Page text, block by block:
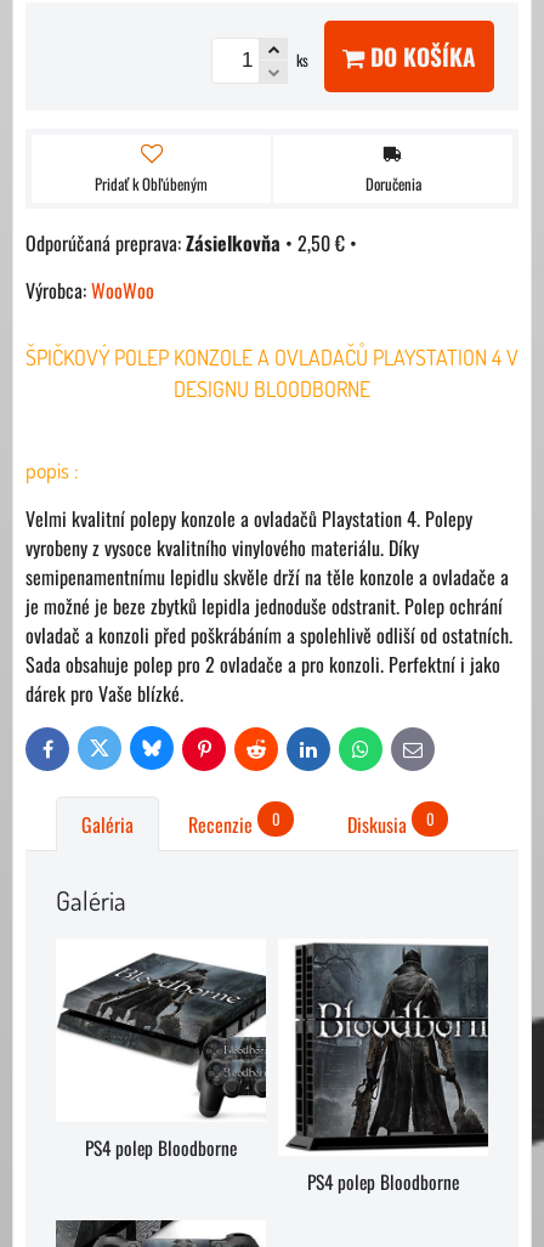
ks DO KOŠÍKA
Pridať k Obľúbeným Doručenia
Zásielkovňa • 2,50 € •
Výrobca:WooWoo
ŠPIČKOVÝ POLEP KONZOLE A OVLADAČŮ PLAYSTATION 4 V
DESIGNU BLOODBORNE
popis :
Velmi kvalitní polepy konzole a ovladačů Playstation 4. Polepy
vyrobeny z vysoce kvalitního vinylového materiálu. Díky
semipenamentnímu lepidlu skvěle drží na těle konzole a ovladače a
je možné je beze zbytků lepidla jednoduše odstranit. Polep ochrání
ovladač a konzoli před poškrábáním a spolehlivě odliší od ostatních.
Sada obsahuje polep pro 2 ovladače a pro konzoli. Perfektní i jako
dárek pro Vaše blízké.
FacebookTwitter Bluesky PinterestReddit LinkedIn WhatsAppE-
mail
Galéria Recenzie 0 Diskusia 0
Galéria
PS4 polep Bloodborne
PS4 polep Bloodborne